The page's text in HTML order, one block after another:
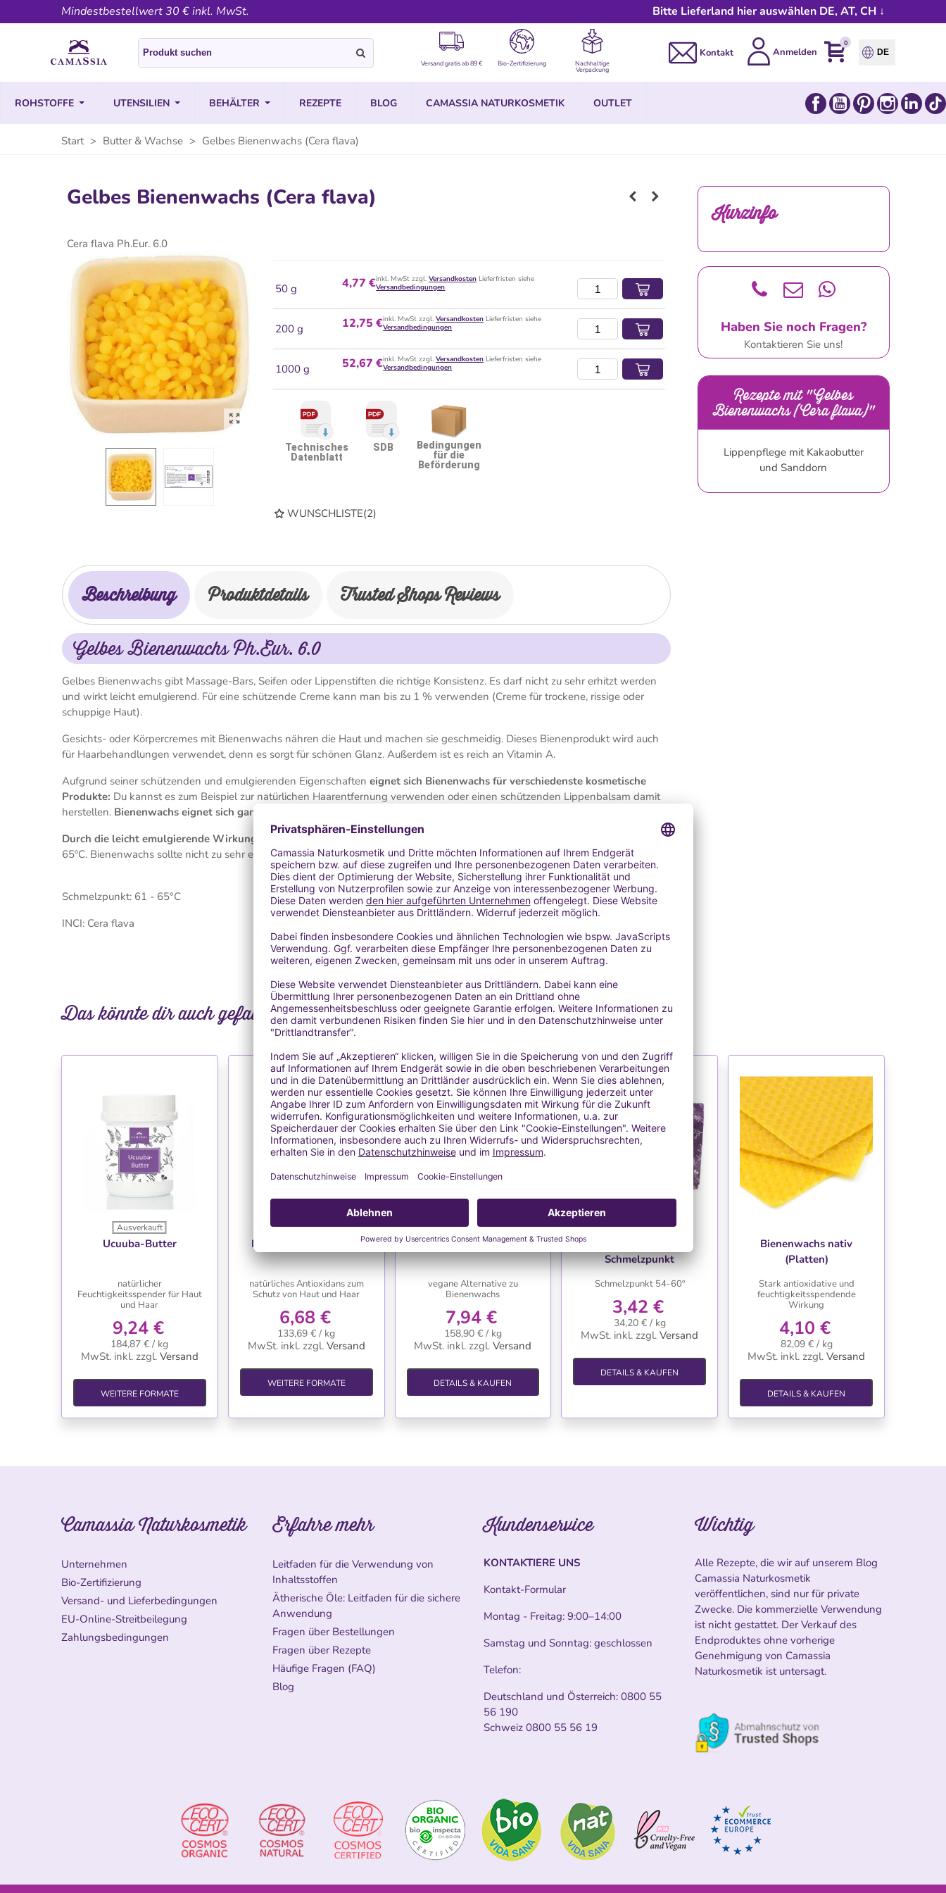
Mindestbestellwert 30 € inkl. MwSt. Bitte Lieferland hier auswählen DE, AT, CH ↓
Versand gratis ab 89 € Bio-Zertifizierung Nachhaltige
Verpackung
Kontakt Anmelden
0
DE
ROHSTOFFE UTENSILIEN BEHÄLTER REZEPTE BLOG CAMASSIA NATURKOSMETIK OUTLET FacebookYouTubePinterestInstagram
Start > Butter & Wachse > Gelbes Bienenwachs (Cera flava)
Gelbes Bienenwachs (Cera flava)
Cera flava Ph.Eur. 6.0
50 g 4,77 €inkl. MwSt zzgl.Versandkosten Lieferfristen siehe
Versandbedingungen
200 g 12,75 €inkl. MwSt zzgl.Versandkosten Lieferfristen siehe
Versandbedingungen
1000 g 52,67 €inkl. MwSt zzgl.Versandkosten Lieferfristen siehe
Versandbedingungen
Technisches
Datenblatt
SDB
Bedingungen
für die
Beförderung
WUNSCHLISTE(2)
Beschreibung Produktdetails Trusted Shops Reviews
Gelbes Bienenwachs Ph.Eur. 6.0
Gelbes Bienenwachs gibt Massage-Bars, Seifen oder Lippenstiften die richtige Konsistenz. Es darf nicht zu sehr erhitzt werden
und wirkt leicht emulgierend. Für eine schützende Creme kann man bis zu 1 % verwenden (Creme für trockene, rissige oder
schuppige Haut).
Gesichts- oder Körpercremes mit Bienenwachs nähren die Haut und machen sie geschmeidig. Dieses Bienenprodukt wird auch
für Haarbehandlungen verwendet, denn es sorgt für schönen Glanz. Außerdem ist es reich an Vitamin A.
Aufgrund seiner schützenden und emulgierenden Eigenschaften eignet sich Bienenwachs für verschiedenste kosmetische
Produkte: Du kannst es zum Beispiel zur natürlichen Haarentfernung verwenden oder einen schützenden Lippenbalsam damit
herstellen. Bienenwachs eignet sich ganz besonders für geschädigte, rissige, trockene und schuppige Haut.
Durch die leicht emulgierende Wirkung werden selbstgemachte Cremes damit konsistenter.
Der Schmelzpunkt liegt bei 61 -
65ºC. Bienenwachs sollte nicht zu sehr erhitzt werden.
Schmelzpunkt: 61 - 65°C
INCI: Cera flava
Kurzinfo
Haben Sie noch Fragen?
Kontaktieren Sie uns!
Rezepte mit "Gelbes
Bienenwachs (Cera flava)"
Lippenpflege mit Kakaobutter
und Sanddorn
Das könnte dir auch gefallen
WUNSCHLISTE
Ausverkauft
Ucuuba-Butter
natürlicher
Feuchtigkeitsspender für Haut
und Haar
9,24 €
184,87 € / kg
MwSt. inkl. zzgl. Versand
WEITERE FORMATE
Ausverkauft
Murumuru-Butter BIO
natürliches Antioxidans zum
Schutz von Haut und Haar
6,68 €
133,69 € / kg
MwSt. inkl. zzgl. Versand
WEITERE FORMATE
Beerenwachs (Berry Wax)
vegane Alternative zu
Bienenwachs
7,94 €
158,90 € / kg
MwSt. inkl. zzgl. Versand
DETAILS & KAUFEN
Sojawachs mit hohem
Schmelzpunkt
Schmelzpunkt 54-60º
3,42 €
34,20 € / kg
MwSt. inkl. zzgl. Versand
DETAILS & KAUFEN
Bienenwachs nativ
(Platten)
Stark antioxidative und
feuchtigkeitsspendende
Wirkung
4,10 €
82,09 € / kg
MwSt. inkl. zzgl. Versand
DETAILS & KAUFEN
Camassia Naturkosmetik
Unternehmen
Bio-Zertifizierung
Versand- und Lieferbedingungen
EU-Online-Streitbeilegung
Zahlungsbedingungen
Erfahre mehr
Leitfaden für die Verwendung von
Inhaltsstoffen
Ätherische Öle: Leitfaden für die sichere
Anwendung
Fragen über Bestellungen
Fragen über Rezepte
Häufige Fragen (FAQ)
Blog
Kundenservice
KONTAKTIERE UNS
Kontakt-Formular
Montag - Freitag: 9:00–14:00
Samstag und Sonntag: geschlossen
Telefon:
Deutschland und Österreich: 0800 55
56 190
Schweiz 0800 55 56 19
Wichtig
Alle Rezepte, die wir auf unserem Blog
Camassia Naturkosmetik
veröffentlichen, sind nur für private
Zwecke. Die kommerzielle Verwendung
ist nicht gestattet. Der Verkauf des
Endproduktes ohne vorherige
Genehmigung von Camassia
Naturkosmetik ist untersagt.